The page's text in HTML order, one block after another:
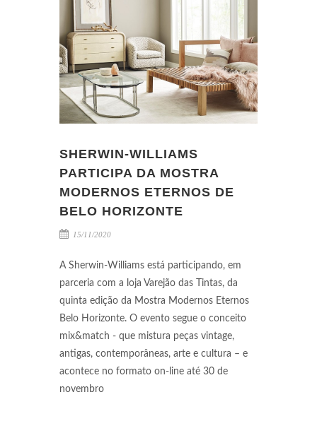
SHERWIN-WILLIAMS
PARTICIPA DA MOSTRA
MODERNOS ETERNOS DE
BELO HORIZONTE
15/11/2020
A Sherwin-Williams está participando, em
parceria com a loja Varejão das Tintas, da
quinta edição da Mostra Modernos Eternos
Belo Horizonte. O evento segue o conceito
mix&match - que mistura peças vintage,
antigas, contemporâneas, arte e cultura – e
acontece no formato on-line até 30 de
novembro